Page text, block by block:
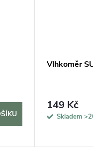
Vlhkoměr
149 Kč
Skladem